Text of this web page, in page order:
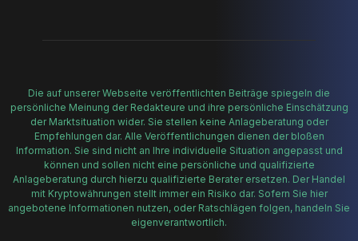
Die auf unserer Webseite veröffentlichten Beiträge spiegeln die
persönliche Meinung der Redakteure und ihre persönliche Einschätzung
der Marktsituation wider. Sie stellen keine Anlageberatung oder
Empfehlungen dar. Alle Veröffentlichungen dienen der bloßen
Information. Sie sind nicht an Ihre individuelle Situation angepasst und
können und sollen nicht eine persönliche und qualifizierte
Anlageberatung durch hierzu qualifizierte Berater ersetzen. Der Handel
mit Kryptowährungen stellt immer ein Risiko dar. Sofern Sie hier
angebotene Informationen nutzen, oder Ratschlägen folgen, handeln Sie
eigenverantwortlich.